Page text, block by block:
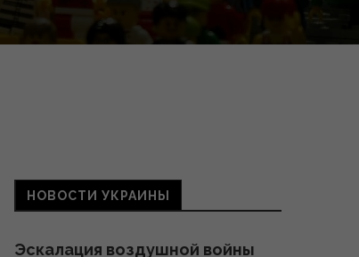
НОВОСТИ УКРАИНЫ
Эскалация воздушной войны